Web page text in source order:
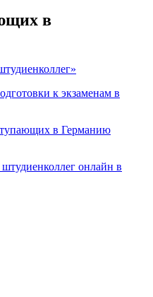
в
к экзаменам в
в Германию
онлайн в